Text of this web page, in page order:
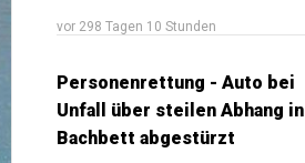
vor 298 Tagen 10 Stunden
Personenrettung - Auto bei
Unfall über steilen Abhang in
Bachbett abgestürzt